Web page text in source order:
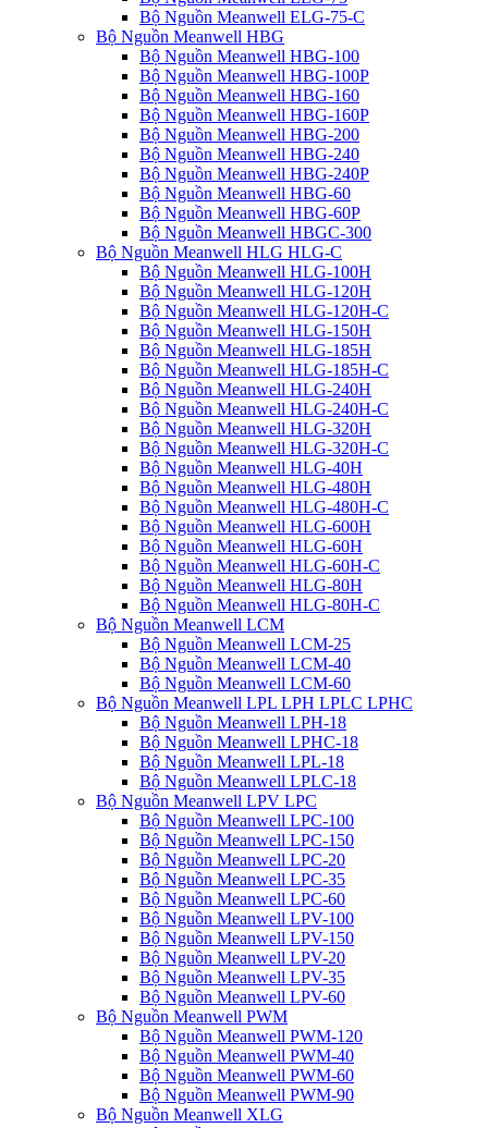
Bộ Nguồn Meanwell ELG-75-C
Bộ Nguồn Meanwell HBG
Bộ Nguồn Meanwell HBG-100
Bộ Nguồn Meanwell HBG-100P
Bộ Nguồn Meanwell HBG-160
Bộ Nguồn Meanwell HBG-160P
Bộ Nguồn Meanwell HBG-200
Bộ Nguồn Meanwell HBG-240
Bộ Nguồn Meanwell HBG-240P
Bộ Nguồn Meanwell HBG-60
Bộ Nguồn Meanwell HBG-60P
Bộ Nguồn Meanwell HBGC-300
Bộ Nguồn Meanwell HLG HLG-C
Bộ Nguồn Meanwell HLG-100H
Bộ Nguồn Meanwell HLG-120H
Bộ Nguồn Meanwell HLG-120H-C
Bộ Nguồn Meanwell HLG-150H
Bộ Nguồn Meanwell HLG-185H
Bộ Nguồn Meanwell HLG-185H-C
Bộ Nguồn Meanwell HLG-240H
Bộ Nguồn Meanwell HLG-240H-C
Bộ Nguồn Meanwell HLG-320H
Bộ Nguồn Meanwell HLG-320H-C
Bộ Nguồn Meanwell HLG-40H
Bộ Nguồn Meanwell HLG-480H
Bộ Nguồn Meanwell HLG-480H-C
Bộ Nguồn Meanwell HLG-600H
Bộ Nguồn Meanwell HLG-60H
Bộ Nguồn Meanwell HLG-60H-C
Bộ Nguồn Meanwell HLG-80H
Bộ Nguồn Meanwell HLG-80H-C
Bộ Nguồn Meanwell LCM
Bộ Nguồn Meanwell LCM-25
Bộ Nguồn Meanwell LCM-40
Bộ Nguồn Meanwell LCM-60
Bộ Nguồn Meanwell LPL LPH LPLC LPHC
Bộ Nguồn Meanwell LPH-18
Bộ Nguồn Meanwell LPHC-18
Bộ Nguồn Meanwell LPL-18
Bộ Nguồn Meanwell LPLC-18
Bộ Nguồn Meanwell LPV LPC
Bộ Nguồn Meanwell LPC-100
Bộ Nguồn Meanwell LPC-150
Bộ Nguồn Meanwell LPC-20
Bộ Nguồn Meanwell LPC-35
Bộ Nguồn Meanwell LPC-60
Bộ Nguồn Meanwell LPV-100
Bộ Nguồn Meanwell LPV-150
Bộ Nguồn Meanwell LPV-20
Bộ Nguồn Meanwell LPV-35
Bộ Nguồn Meanwell LPV-60
Bộ Nguồn Meanwell PWM
Bộ Nguồn Meanwell PWM-120
Bộ Nguồn Meanwell PWM-40
Bộ Nguồn Meanwell PWM-60
Bộ Nguồn Meanwell PWM-90
Bộ Nguồn Meanwell XLG